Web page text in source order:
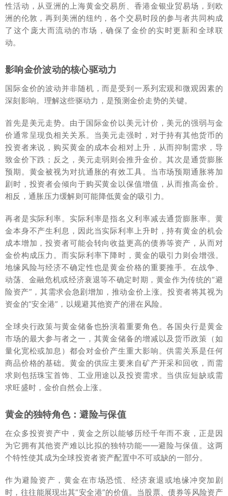
性活动，从亚洲的上海黄金交易所、香港金银业贸易场，到欧
洲的伦敦，再到美洲的纽约，各个交易时段的参与者共同构成
了这个庞大而流动的市场，确保了金价的实时更新和全球联
动。
影响金价波动的核心驱动力
国际金价的波动并非随机，而是受到一系列宏观和微观因素的
深刻影响。理解这些驱动力，是预测金价走势的关键。
首先是美元走势。由于国际金价以美元计价，美元的强弱与金
价通常呈现负相关关系。当美元走强时，对于持有其他货币的
投资者来说，购买黄金的成本会相对上升，从而抑制需求，导
致金价下跌；反之，美元走弱则会推升金价。其次是通货膨胀
预期。黄金被视为对抗通胀的有效工具。当市场预期通胀将加
剧时，投资者会倾向于购买黄金以保值增值，从而推高金价。
相反，通胀压力缓解则可能降低黄金的吸引力。
再者是实际利率。实际利率是指名义利率减去通货膨胀率。黄
金本身不产生利息，因此当实际利率上升时，持有黄金的机会
成本增加，投资者可能会转向收益更高的债券等资产，从而对
金价构成压力。而实际利率下降时，黄金的吸引力则会增强。
地缘风险与经济不确定性也是黄金价格的重要推手。在战争、
动荡、金融危机或经济衰退等不确定时期，黄金作为传统的“避
险资产”，其需求会急剧增加，推动金价上涨。投资者将其视为
资金的“安全港”，以规避其他资产的潜在风险。
全球央行政策与黄金储备也扮演着重要角色。各国央行是黄金
市场的最大参与者之一，其黄金储备的增减以及货币政策（如
量化宽松或加息）都会对金价产生重大影响。供需关系是任何
商品价格的基础。黄金的供应主要来自矿产开采和回收，而需
求则包括珠宝首饰、工业用途以及投资需求。当供应短缺或需
求旺盛时，金价自然会上涨。
黄金的独特角色：避险与保值
在众多投资资产中，黄金之所以能够历经千年而不衰，正是因
为它拥有其他资产难以比拟的独特功能——避险与保值。这两
个特性使其成为全球投资者资产配置中不可或缺的一部分。
作为避险资产，黄金在市场恐慌、经济衰退或地缘冲突加剧
时，往往能展现出其“安全港”的价值。当股票、债券等风险资产